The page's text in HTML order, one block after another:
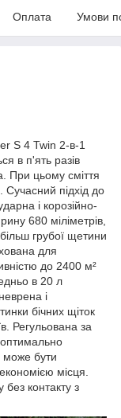
Оплата Умови
S 4 Twin 2-в-1
в п'ять разів
При цьому сміття
підхід до
і корозійно-
680 міліметрів,
більш грубої щетини
для
до 2400 м²
в 20 л
і
бічних щіток
Регульована за
може бути
місця.
контакту з